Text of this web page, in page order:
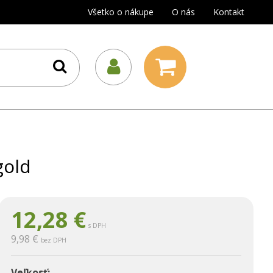
Všetko o nákupe O nás Kontakt
12,28 € s DPH
9,98 € bez DPH